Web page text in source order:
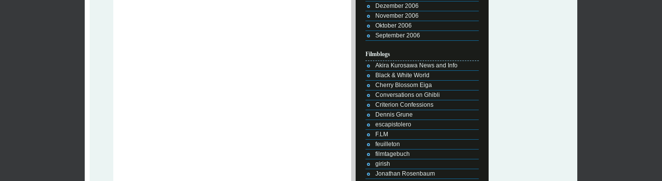
Dezember 2006
November 2006
Oktober 2006
September 2006
Filmblogs
Akira Kurosawa News and Info
Black & White World
Cherry Blossom Eiga
Conversations on Ghibli
Criterion Confessions
Dennis Grune
escapistolero
F.LM
feuilleton
filmtagebuch
girish
Jonathan Rosenbaum